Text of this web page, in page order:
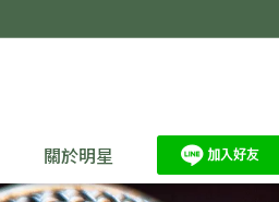
關於明星